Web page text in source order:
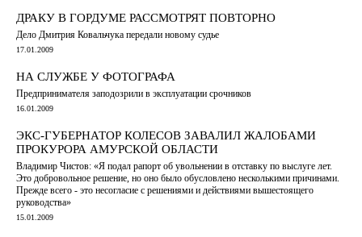
ДРАКУ В ГОРДУМЕ РАССМОТРЯТ ПОВТОРНО
Дело Дмитрия Ковальчука передали новому судье
17.01.2009
НА СЛУЖБЕ У ФОТОГРАФА
Предпринимателя заподозрили в эксплуатации срочников
16.01.2009
ЭКС-ГУБЕРНАТОР КОЛЕСОВ ЗАВАЛИЛ ЖАЛОБАМИ
ПРОКУРОРА АМУРСКОЙ ОБЛАСТИ
Владимир Чистов: «Я подал рапорт об увольнении в отставку по выслуге лет.
Это добровольное решение, но оно было обусловлено несколькими причинами.
Прежде всего - это несогласие с решениями и действиями вышестоящего
руководства»
15.01.2009